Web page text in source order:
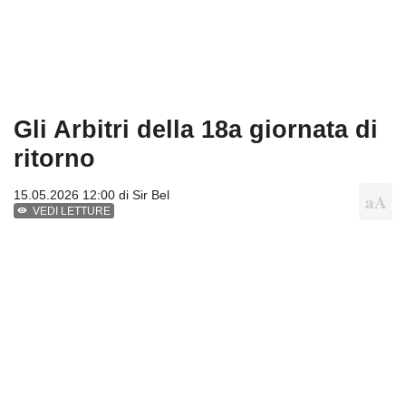
Gli Arbitri della 18a giornata di
ritorno
15.05.2026 12:00 di Sir Bel
VEDI LETTURE